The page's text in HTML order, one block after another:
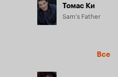
Томас Ки
Sam's Father
Все